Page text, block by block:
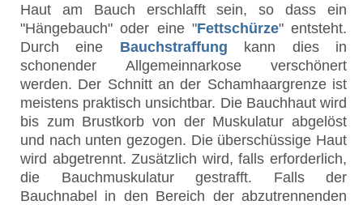
Haut am Bauch erschlafft sein, so dass ein
"Hängebauch" oder eine "Fettschürze" entsteht.
Durch eine Bauchstraffung kann dies in
schonender Allgemeinnarkose verschönert
werden. Der Schnitt an der Schamhaargrenze ist
meistens praktisch unsichtbar. Die Bauchhaut wird
bis zum Brustkorb von der Muskulatur abgelöst
und nach unten gezogen. Die überschüssige Haut
wird abgetrennt. Zusätzlich wird, falls erforderlich,
die Bauchmuskulatur gestrafft. Falls der
Bauchnabel in den Bereich der abzutrennenden